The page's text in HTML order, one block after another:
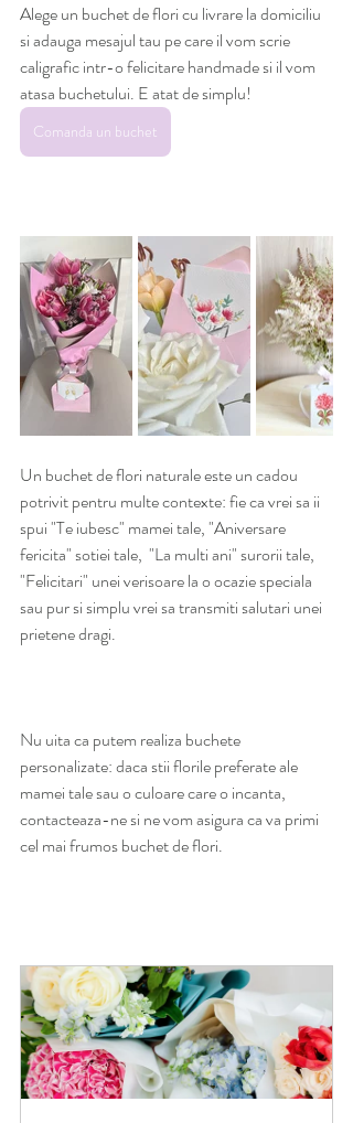
Alege un buchet de flori cu livrare la domiciliu
si adauga mesajul tau pe care il vom scrie
caligrafic intr-o felicitare handmade si il vom
atasa buchetului. E atat de simplu!
Comanda un buchet
Un buchet de flori naturale este un cadou
potrivit pentru multe contexte: fie ca vrei sa ii
spui "Te iubesc" mamei tale, "Aniversare
fericita" sotiei tale,  "La multi ani" surorii tale,
"Felicitari" unei verisoare la o ocazie speciala
sau pur si simplu vrei sa transmiti salutari unei
prietene dragi.
Nu uita ca putem realiza buchete
personalizate: daca stii florile preferate ale
mamei tale sau o culoare care o incanta,
contacteaza-ne si ne vom asigura ca va primi
cel mai frumos buchet de flori.